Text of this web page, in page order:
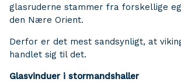
glasruderne stammer fra forskellige
den Nære Orient.
Derfor er det mest sandsynligt, at
handlet sig til det.
Glasvinduer i stormandshaller